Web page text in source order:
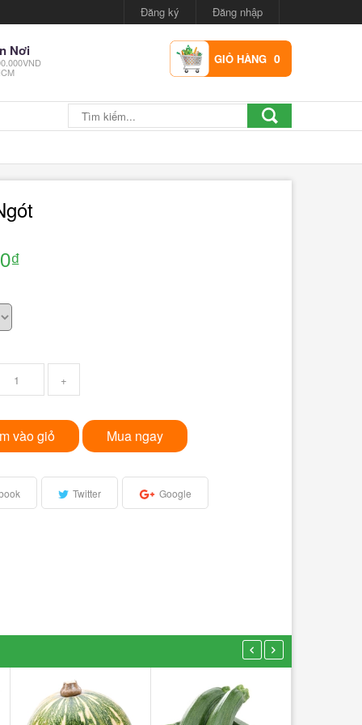
Đăng ký Đăng nhập
Nơi GIỎ HÀNG 0
+
vào giỏ Mua ngay
Twitter Google